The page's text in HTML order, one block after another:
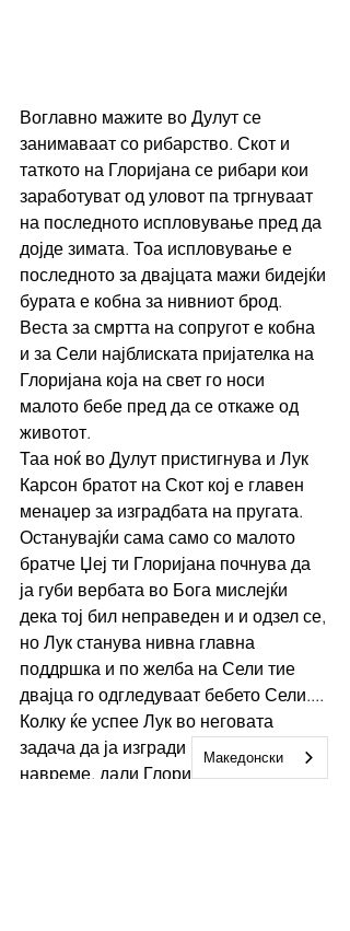
Воглавно мажите во Дулут се
занимаваат со рибарство. Скот и
таткото на Глоријана се рибари кои
заработуват од уловот па тргнуваат
на последното испловување пред да
дојде зимата. Тоа испловување е
последното за двајцата мажи бидејќи
бурата е кобна за нивниот брод.
Веста за смртта на сопругот е кобна
и за Сели најблиската пријателка на
Глоријана која на свет го носи
малото бебе пред да се откаже од
животот.
Таа ноќ во Дулут пристигнува и Лук
Карсон братот на Скот кој е главен
менаџер за изградбата на пругата.
Останувајќи сама само со малото
братче Џеј ти Глоријана почнува да
ја губи вербата во Бога мислејќи
дека тој бил неправеден и и одзел се,
но Лук станува нивна главна
поддршка и по желба на Сели тие
двајца го одгледуваат бебето Сели....
Колку ќе успее Лук во неговата
задача да ја изгради пругата
навреме, дали Глоријана ќе успее да
Македонски